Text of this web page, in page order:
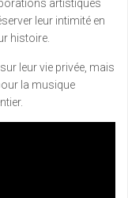
artistiques
leur intimité en
histoire.
leur vie privée, mais
la musique